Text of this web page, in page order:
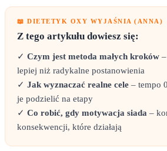
📖 DIETETYK OXY WYJAŚNIA (ANNA)
Z tego artykułu dowiesz się:
✓ Czym jest metoda małych kroków
lepiej niż radykalne postanowienia
✓ Jak wyznaczać realne cele – tempo
je podzielić na etapy
✓ Co robić, gdy motywacja siada –
konsekwencji, które działają